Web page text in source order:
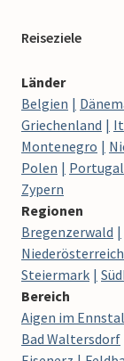
Reiseziele
Länder
Belgien
Griechenland
Montenegro
Polen
Portugal
Zypern
Regionen
Bregenzerwald
Niederösterreich
Steiermark
Bereich
Aigen im Ennstal
Bad Waltersdorf